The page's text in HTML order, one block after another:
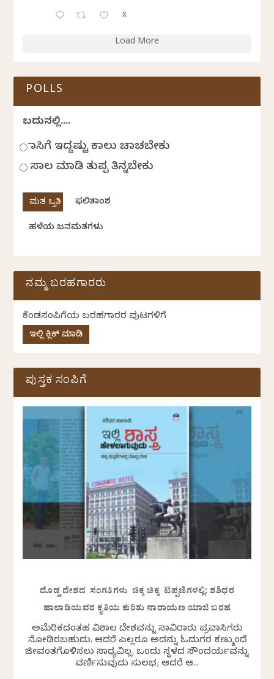
X
Load More
POLLS
ಬದುಕಿನಲ್ಲಿ....
ಹಾಸಿಗೆ ಇದ್ದಷ್ಟು ಕಾಲು ಚಾಚಬೇಕು
ಸಾಲ ಮಾಡಿ ತುಪ್ಪ ತಿನ್ನಬೇಕು
ಫಲಿತಾಂಶ
ಹಳೆಯ ಜನಮತಗಳು
ನಮ್ಮ ಬರಹಗಾರರು
ಕೆಂಡಸಂಪಿಗೆಯ ಬರಹಗಾರರ ಪುಟಗಳಿಗೆ
ಇಲ್ಲಿ ಕ್ಲಿಕ್ ಮಾಡಿ
ಪುಸ್ತಕ ಸಂಪಿಗೆ
ದೊಡ್ಡ ದೇಶದ ಸಂಗತಿಗಳು ಚಿಕ್ಕ ಚಿಕ್ಕ ಟಿಪ್ಪಣಿಗಳಲ್ಲಿ: ಶಶಿಧರ
ಹಾಲಾಡಿಯವರ ಕೃತಿಯ ಕುರಿತು ನಾರಾಯಣ ಯಾಜಿ ಬರಹ
ಅಮೆರಿಕದಂತಹ ವಿಶಾಲ ದೇಶವನ್ನು ಸಾವಿರಾರು ಪ್ರವಾಸಿಗರು
ನೋಡಿರಬಹುದು. ಆದರೆ ಎಲ್ಲರೂ ಅದನ್ನು ಓದುಗರ ಕಣ್ಮುಂದೆ
ಜೀವಂತಗೊಳಿಸಲು ಸಾಧ್ಯವಿಲ್ಲ. ಒಂದು ಸ್ಥಳದ ಸೌಂದರ್ಯವನ್ನು
ವರ್ಣಿಸುವುದು ಸುಲಭ; ಆದರೆ ಆ...